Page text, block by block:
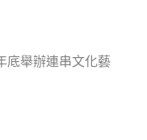
底舉辦連串文化藝